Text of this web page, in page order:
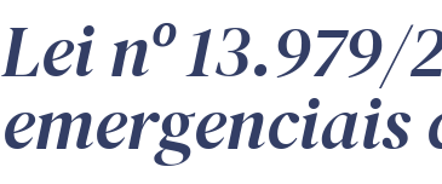
Lei nº
emergenciais